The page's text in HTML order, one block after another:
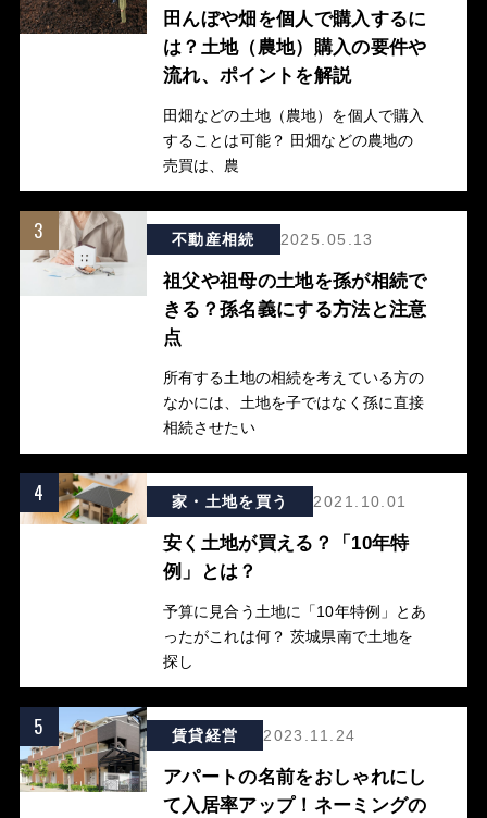
田んぼや畑を個人で購入するに
は？土地（農地）購入の要件や
流れ、ポイントを解説
田畑などの土地（農地）を個人で購入
することは可能？ 田畑などの農地の
売買は、農
3 不動産相続 2025.05.13
祖父や祖母の土地を孫が相続で
きる？孫名義にする方法と注意
点
所有する土地の相続を考えている方の
なかには、土地を子ではなく孫に直接
相続させたい
4 家・土地を買う 2021.10.01
安く土地が買える？「10年特
例」とは？
予算に見合う土地に「10年特例」とあ
ったがこれは何？ 茨城県南で土地を
探し
5 賃貸経営 2023.11.24
アパートの名前をおしゃれにし
て入居率アップ！ネーミングの